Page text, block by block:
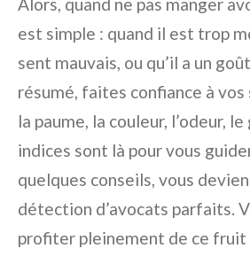
Alors, quand ne pas manger
est simple : quand il est trop
sent mauvais, ou qu’il a un
résumé, faites confiance à
la paume, la couleur, l’odeur,
indices sont là pour vous
quelques conseils, vous
détection d’avocats parfaits.
profiter pleinement de ce fruit